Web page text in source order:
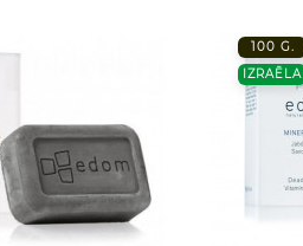
100 G.
IZRAĒLA